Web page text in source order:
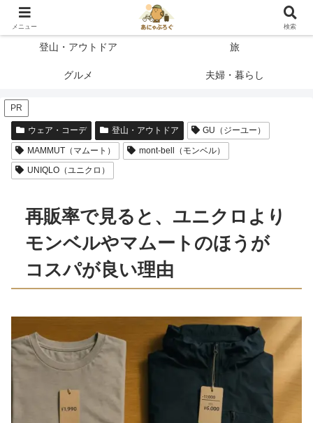
登って、使って、納得したことだけを書く
登山・アウトドア 旅
グルメ 夫婦・暮らし
PR
ウェア・コーデ 登山・アウトドア GU（ジーユー）
MAMMUT（マムート）
mont-bell（モンベル）
UNIQLO（ユニクロ）
再販率で見ると、ユニクロより
モンベルやマムートのほうが
コスパが良い理由
メニュー 検索